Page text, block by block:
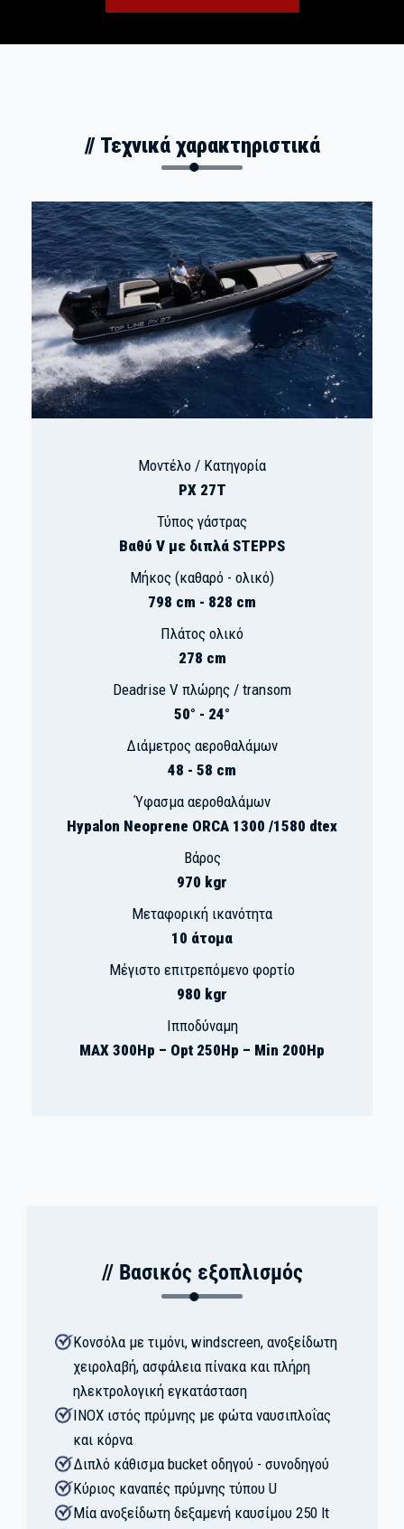
// Τεχνικά χαρακτηριστικά
Μοντέλο / Κατηγορία
PX 27T
Τύπος γάστρας
Βαθύ V με διπλά STEPPS
Μήκος (καθαρό - ολικό)
798 cm - 828 cm
Πλάτος ολικό
278 cm
Deadrise V πλώρης / transom
50° - 24°
Διάμετρος αεροθαλάμων
48 - 58 cm
Ύφασμα αεροθαλάμων
Hypalon Neoprene ORCA 1300 /1580 dtex
Βάρος
970 kgr
Μεταφορική ικανότητα
10 άτομα
Μέγιστο επιτρεπόμενο φορτίο
980 kgr
Ιπποδύναμη
MAX 300Hp – Opt 250Hp – Min 200Hp
// Βασικός εξοπλισμός
Κονσόλα με τιμόνι, windscreen, ανοξείδωτη
χειρολαβή, ασφάλεια πίνακα και πλήρη
ηλεκτρολογική εγκατάσταση
ΙΝΟΧ ιστός πρύμνης με φώτα ναυσιπλοΐας
και κόρνα
Διπλό κάθισμα bucket οδηγού - συνοδηγού
Κύριος καναπές πρύμνης τύπου U
Μία ανοξείδωτη δεξαμενή καυσίμου 250 lt